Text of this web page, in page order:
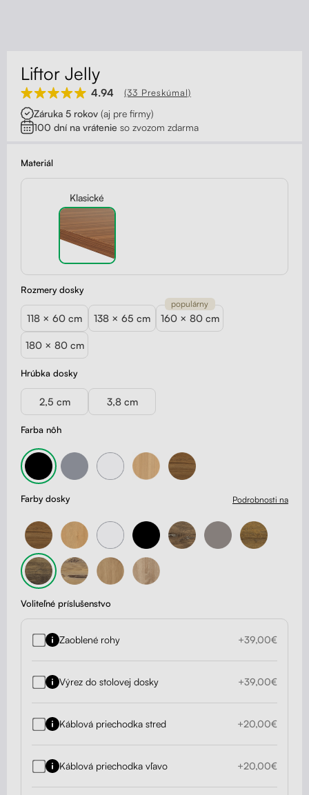
Stojany na monitor - Riser
Skrinky so zásuvkami a zásuvky
Akustické paravány
Opierky
Liftor Jelly
4.94 (33 Preskúmal)
Záruka 5 rokov (aj pre firmy)
100 dní na vrátenie so zvozom zdarma
Materiál
Klasické
Farba nôh
Hrúbka dosky
2,5 cm 3,8 cm
Rozmery dosky
118 × 60 cm 138 × 65 cm 160 × 80 cm
populárny
180 × 80 cm
Farby dosky Podrobnosti na
Voliteľné príslušenstvo
Zaoblené rohy +39,00€
Výrez do stolovej dosky +39,00€
Káblová priechodka stred +20,00€
Káblová priechodka vľavo +20,00€